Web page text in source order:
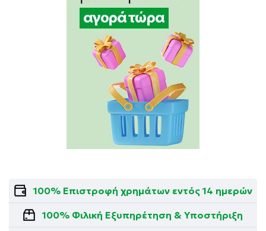
100% Επιστροφή χρημάτων εντός 14 ημερών
100% Φιλική Εξυπηρέτηση & Υποστήριξη